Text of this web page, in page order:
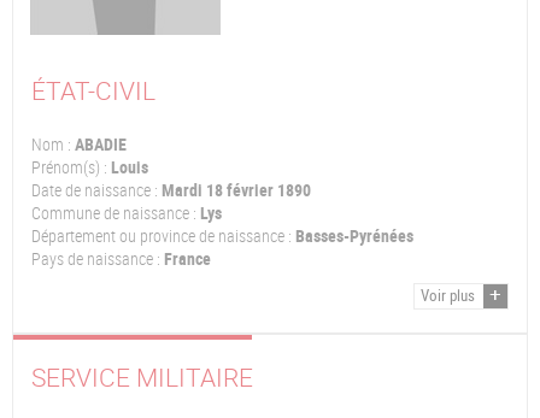
ÉTAT-CIVIL
Nom : ABADIE
Prénom(s) : Louis
Date de naissance : Mardi 18 février 1890
Commune de naissance : Lys
Département ou province de naissance : Basses-Pyrénées
Pays de naissance : France
Voir plus
SERVICE MILITAIRE